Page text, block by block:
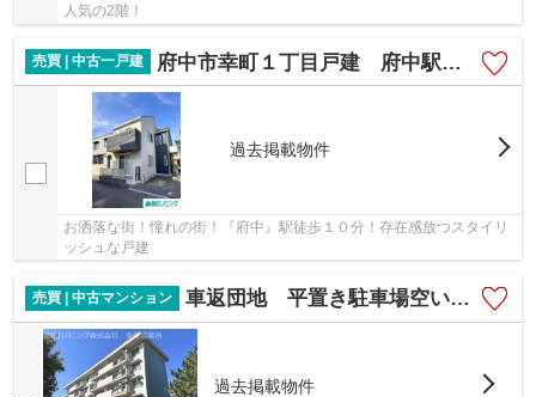
人気の2階！
売買 | 中古一戸建 府中市幸町１丁目戸建 府中駅まで１０分！理想を叶える住まい！
過去掲載物件
お洒落な街！憧れの街！『府中』駅徒歩１０分！存在感放つスタイリ
ッシュな戸建
売買 | 中古マンション 車返団地 平置き駐車場空いてます！
過去掲載物件